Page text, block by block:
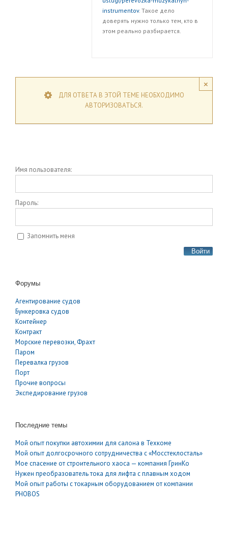
instrumentov. Такое дело
доверять нужно только тем, кто в
этом реально разбирается.
×
ДЛЯ ОТВЕТА В ЭТОЙ ТЕМЕ НЕОБХОДИМО
АВТОРИЗОВАТЬСЯ.
Имя пользователя:
Пароль:
Запомнить меня
Войти
Форумы
Агентирование судов
Бункеровка судов
Контейнер
Контракт
Морские перевозки, Фрахт
Паром
Перевалка грузов
Порт
Прочие вопросы
Экспедирование грузов
Последние темы
Мой опыт покупки автохимии для салона в Техкоме
Мой опыт долгосрочного сотрудничества с «Мосстеклосталь»
Мое спасение от строительного хаоса — компания ГринКо
Нужен преобразователь тока для лифта с плавным ходом
Мой опыт работы с токарным оборудованием от компании
PHOBOS